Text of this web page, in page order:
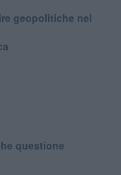
geopolitiche nel
questione